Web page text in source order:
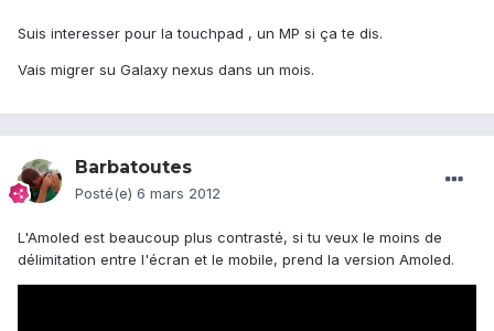
Suis interesser pour la touchpad , un MP si ça te dis.
Vais migrer su Galaxy nexus dans un mois.
Barbatoutes
Posté(e) 6 mars 2012
L'Amoled est beaucoup plus contrasté, si tu veux le moins de
délimitation entre l'écran et le mobile, prend la version Amoled.